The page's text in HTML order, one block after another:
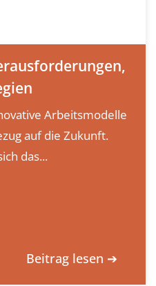
Arbeitsmodelle
auf die Zukunft.
das...
Beitrag lesen ➔